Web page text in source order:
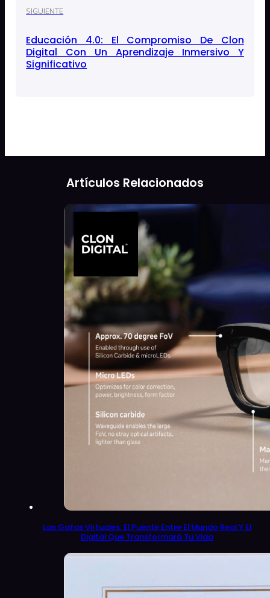
SIGUIENTE
Educación 4.0: El Compromiso De Clon
Digital Con Un Aprendizaje Inmersivo Y
Significativo
Artículos Relacionados
Las Gafas Virtuales: El Puente Entre El Mundo Real Y El
Digital Que Transformará Tu Vida